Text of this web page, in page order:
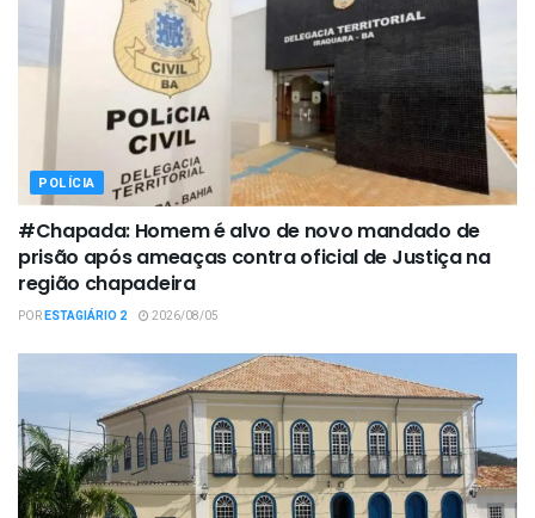
POLÍCIA
#Chapada: Homem é alvo de novo mandado de
prisão após ameaças contra oficial de Justiça na
região chapadeira
PORESTAGIÁRIO 2 2026/08/05